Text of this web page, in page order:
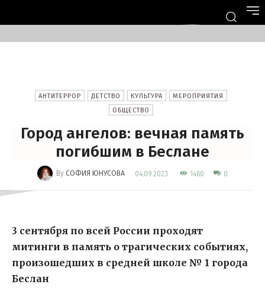
АНТИТЕРРОР ДЕТСТВО КУЛЬТУРА
МЕРОПРИЯТИЯ
ОБЩЕСТВО
Город ангелов: вечная память
погибшим в Беслане
By СОФИЯ ЮНУСОВА 04.09.2023 1460 0
3 сентября по всей России проходят
митинги в память о трагических событиях,
произошедших в средней школе № 1 города
Беслан